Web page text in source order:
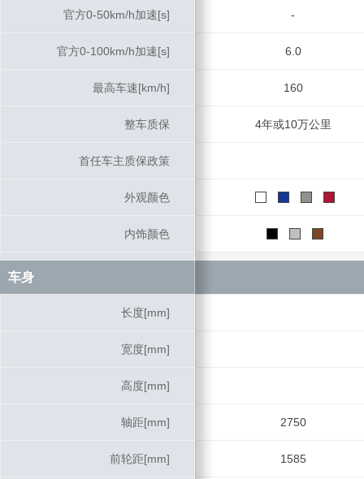
官方0-50km/h加速[s] -
官方0-100km/h加速[s] 6.0
最高车速[km/h] 160
整车质保 4年或10万公里
首任车主质保政策
外观颜色
内饰颜色
车身
长度[mm]
宽度[mm]
高度[mm]
轴距[mm] 2750
前轮距[mm] 1585
官方0-50km/h加速[s]
官方0-100km/h加速[s]
最高车速[km/h]
整车质保
首任车主质保政策
外观颜色
内饰颜色
车身
长度[mm]
宽度[mm]
高度[mm]
轴距[mm]
前轮距[mm]